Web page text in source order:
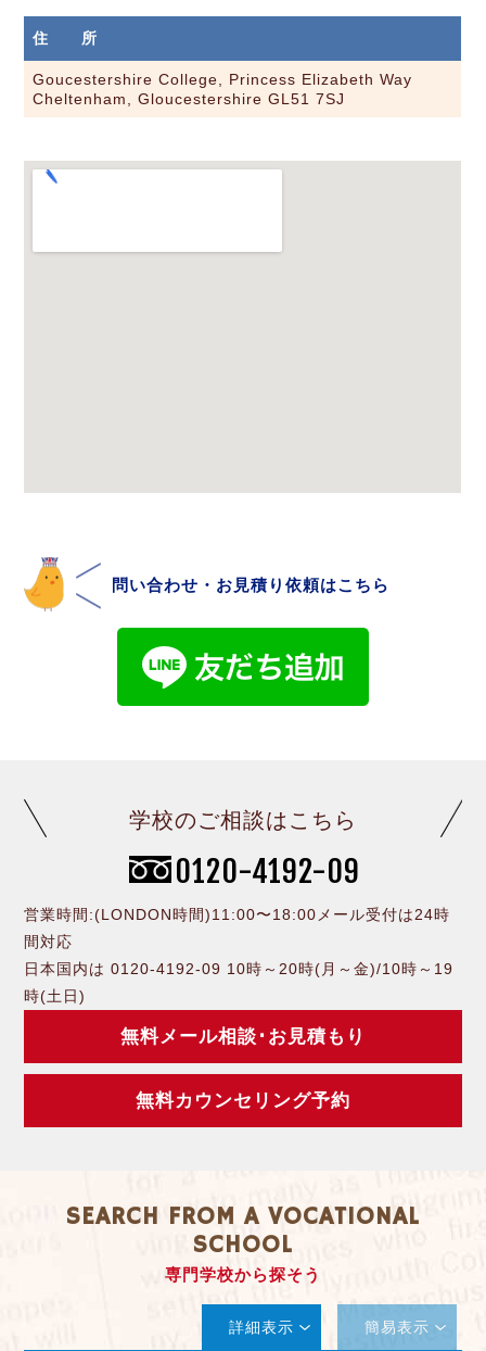
住 所
Goucestershire College, Princess Elizabeth Way
Cheltenham, Gloucestershire GL51 7SJ
問い合わせ・お見積り依頼はこちら
学校のご相談はこちら
0120-4192-09
営業時間:(LONDON時間)11:00〜18:00メール受付は24時
間対応
日本国内は 0120-4192-09 10時～20時(月～金)/10時～19
時(土日)
無料メール相談･お見積もり
無料カウンセリング予約
SEARCH FROM A VOCATIONAL
SCHOOL
専門学校から探そう
詳細表示 簡易表示